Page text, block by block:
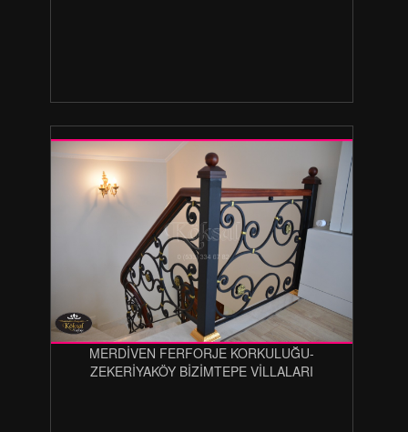
MERDİVEN FERFORJE KORKULUĞU-
ZEKERİYAKÖY BİZİMTEPE VİLLALARI